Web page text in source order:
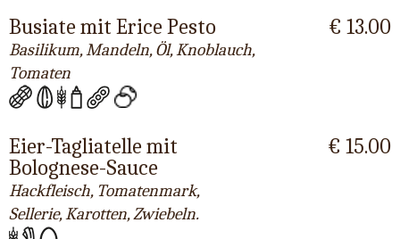
Busiate mit Erice Pesto
Basilikum, Mandeln, Öl, Knoblauch,
Tomaten
€ 13.00
Eier-Tagliatelle mit
Bolognese-Sauce
Hackfleisch, Tomatenmark,
Sellerie, Karotten, Zwiebeln.
€ 15.00